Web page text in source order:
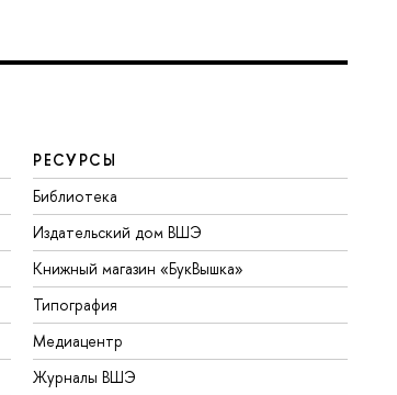
РЕСУРСЫ
Библиотека
Издательский дом ВШЭ
Книжный магазин «БукВышка»
Типография
Медиацентр
Журналы ВШЭ